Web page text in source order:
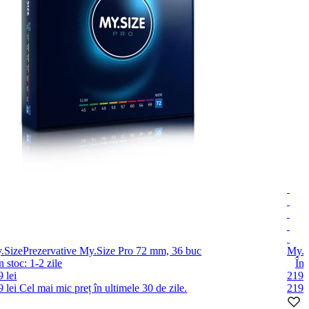
Prezervative My.Size Pro 72 mm, 36 buc
stoc: 1-2zile
lei
leiCel mai mic preț în ultimele 30 de zile.
În
219
219